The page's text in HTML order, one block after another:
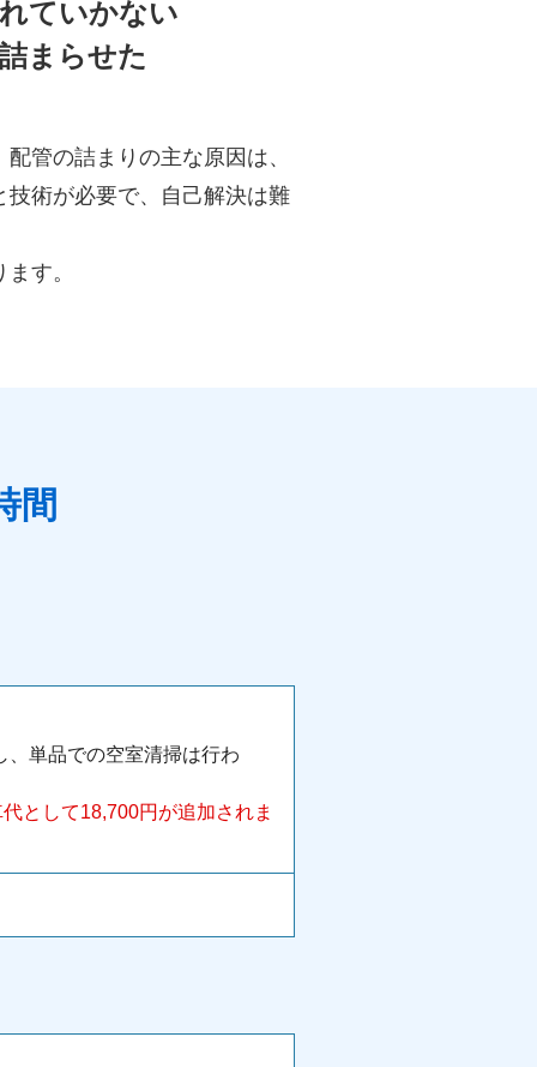
ていかない
まらせた
管の詰まりの主な原因は、
術が必要で、自己解決は難
す。
間
、単品での空室清掃は行わ
として18,700円が追加されま